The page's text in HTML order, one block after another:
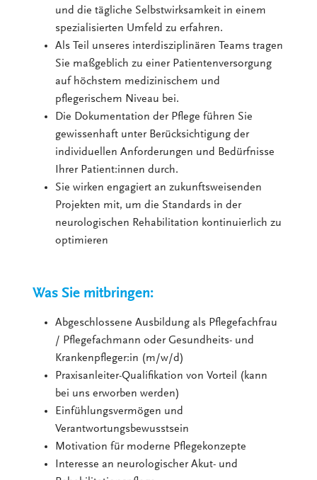
und die tägliche Selbstwirksamkeit in einem
spezialisierten Umfeld zu erfahren.
Als Teil unseres interdisziplinären Teams tragen
Sie maßgeblich zu einer Patientenversorgung
auf höchstem medizinischem und
pflegerischem Niveau bei.
Die Dokumentation der Pflege führen Sie
gewissenhaft unter Berücksichtigung der
individuellen Anforderungen und Bedürfnisse
Ihrer Patient:innen durch.
Sie wirken engagiert an zukunftsweisenden
Projekten mit, um die Standards in der
neurologischen Rehabilitation kontinuierlich zu
optimieren
Was Sie mitbringen:
Abgeschlossene Ausbildung als Pflegefachfrau
/ Pflegefachmann oder Gesundheits- und
Krankenpfleger:in (m/w/d)
Praxisanleiter-Qualifikation von Vorteil (kann
bei uns erworben werden)
Einfühlungsvermögen und
Verantwortungsbewusstsein
Motivation für moderne Pflegekonzepte
Interesse an neurologischer Akut- und